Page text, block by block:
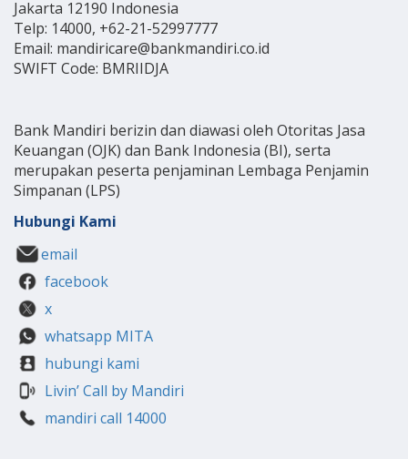
Jakarta 12190 Indonesia
Telp: 14000, +62-21-52997777
Email: mandiricare@bankmandiri.co.id
SWIFT Code: BMRIIDJA
Bank Mandiri berizin dan diawasi oleh Otoritas Jasa
Keuangan (OJK) dan Bank Indonesia (BI), serta
merupakan peserta penjaminan Lembaga Penjamin
Simpanan (LPS)
Hubungi Kami
email
facebook
x
whatsapp MITA
hubungi kami
Livin’ Call by Mandiri
mandiri call 14000